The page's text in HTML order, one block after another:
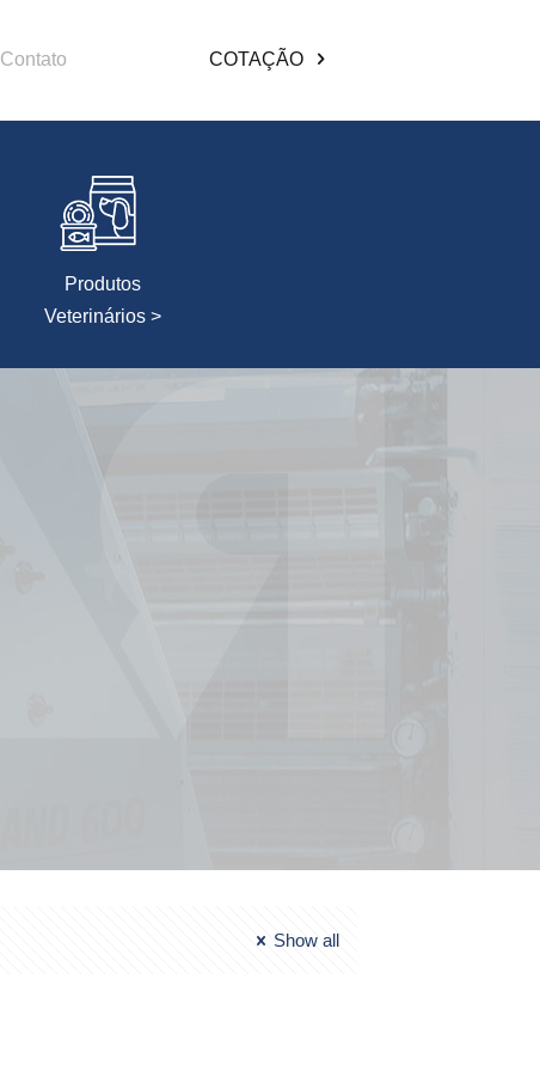
Contato COTAÇÃO
Produtos
Veterinários >
Show all